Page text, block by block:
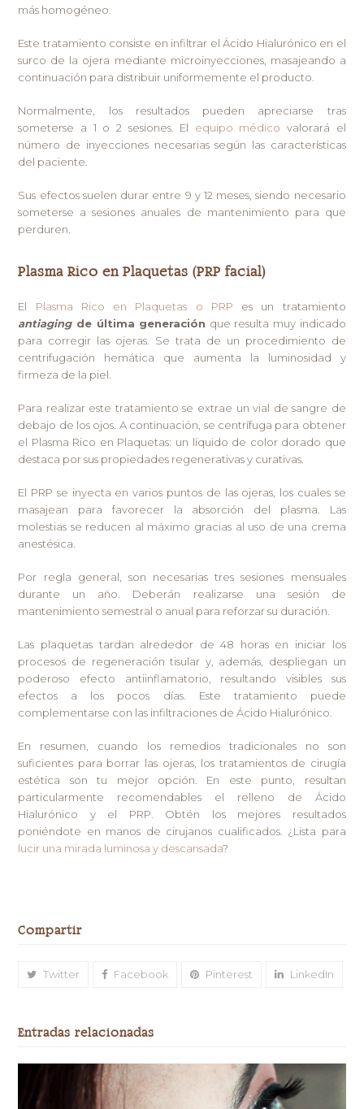
más homogéneo.
Este tratamiento consiste en infiltrar el Ácido Hialurónico en el
surco de la ojera mediante microinyecciones, masajeando a
continuación para distribuir uniformemente el producto.
Normalmente, los resultados pueden apreciarse tras
someterse a 1 o 2 sesiones. El equipo médico valorará el
número de inyecciones necesarias según las características
del paciente.
Sus efectos suelen durar entre 9 y 12 meses, siendo necesario
someterse a sesiones anuales de mantenimiento para que
perduren.
Plasma Rico en Plaquetas (PRP facial)
El Plasma Rico en Plaquetas o PRP es un tratamiento
antiaging de última generación que resulta muy indicado
para corregir las ojeras. Se trata de un procedimiento de
centrifugación hemática que aumenta la luminosidad y
firmeza de la piel.
Para realizar este tratamiento se extrae un vial de sangre de
debajo de los ojos. A continuación, se centrífuga para obtener
el Plasma Rico en Plaquetas: un líquido de color dorado que
destaca por sus propiedades regenerativas y curativas.
El PRP se inyecta en varios puntos de las ojeras, los cuales se
masajean para favorecer la absorción del plasma. Las
molestias se reducen al máximo gracias al uso de una crema
anestésica.
Por regla general, son necesarias tres sesiones mensuales
durante un año. Deberán realizarse una sesión de
mantenimiento semestral o anual para reforzar su duración.
Las plaquetas tardan alrededor de 48 horas en iniciar los
procesos de regeneración tisular y, además, despliegan un
poderoso efecto antiinflamatorio, resultando visibles sus
efectos a los pocos días. Este tratamiento puede
complementarse con las infiltraciones de Ácido Hialurónico.
En resumen, cuando los remedios tradicionales no son
suficientes para borrar las ojeras, los tratamientos de cirugía
estética son tu mejor opción. En este punto, resultan
particularmente recomendables el relleno de Ácido
Hialurónico y el PRP. Obtén los mejores resultados
poniéndote en manos de cirujanos cualificados. ¿Lista para
lucir una mirada luminosa y descansada?
Compartir
Twitter Facebook Pinterest LinkedIn
Entradas relacionadas